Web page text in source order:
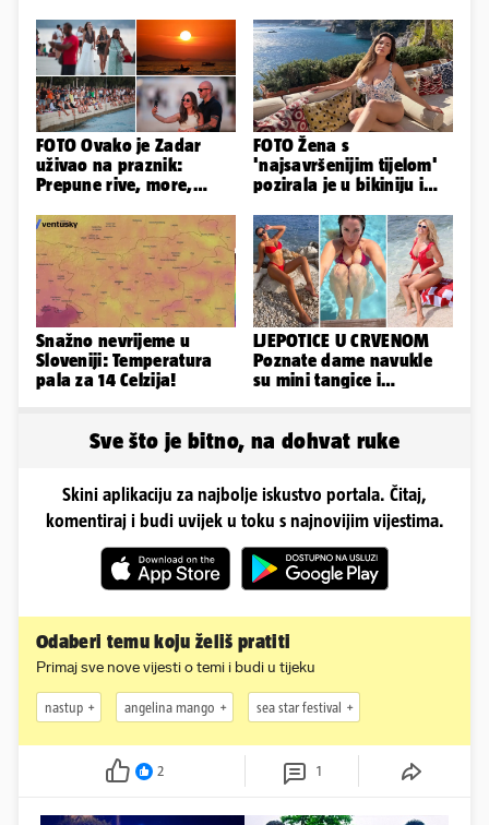
FOTO Ovako je Zadar
uživao na praznik:
Prepune rive, more,
sunca
FOTO Žena s
'najsavršenijim tijelom'
pozirala je u bikiniju i
obline...
Snažno nevrijeme u
Sloveniji: Temperatura
pala za 14 Celzija!
LJEPOTICE U CRVENOM
Poznate dame navukle
su mini tangice i
Sve što je bitno, na dohvat ruke
Skini aplikaciju za najbolje iskustvo portala. Čitaj,
komentiraj i budi uvijek u toku s najnovijim vijestima.
Odaberi temu koju želiš pratiti
Primaj sve nove vijesti o temi i budi u tijeku
nastup angelina mango sea star festival
2 1